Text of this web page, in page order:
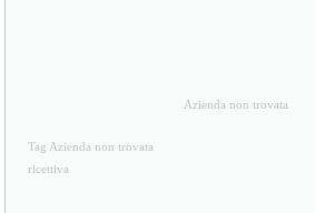
Azienda non trovata
Tag Azienda non trovata
ricettiva